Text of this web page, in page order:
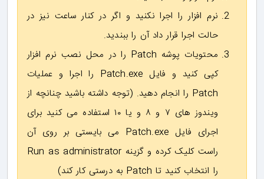
نرم افزار را اجرا نکنید و اگر در کنار ساعت نیز در
حالت اجرا قرار داد آن را ببندید.
محتویات پوشه Patch را در محل نصب نرم افزار
کپی کنید و فایل Patch.exe را اجرا و عملیات
Patch را انجام دهید. (توجه داشته باشید چنانچه از
ویندوز های ۷ و ۸ و یا ۱۰ استفاده می کنید برای
اجرای فایل Patch.exe می بایستی بر روی آن
راست کلیک کرده و گزینه Run as administrator
را انتخاب کنید تا Patch به درستی کار کند)